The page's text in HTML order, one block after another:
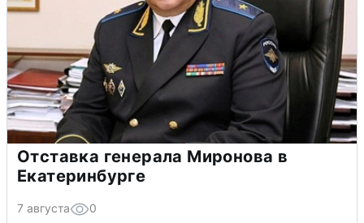
Отставка генерала Миронова в
Екатеринбурге
7 августа 0